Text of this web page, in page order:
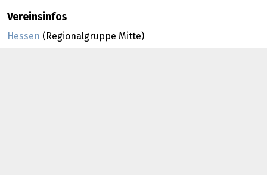
Vereinsinfos
Hessen (Regionalgruppe Mitte)